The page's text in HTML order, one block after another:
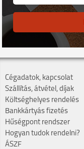
Cégadatok, kapcsolat
Szállítás, átvétel, díjak
Költséghelyes rendelés
Bankkártyás fizetés
Hűségpont rendszer
Hogyan tudok rendelni?
ÁSZF